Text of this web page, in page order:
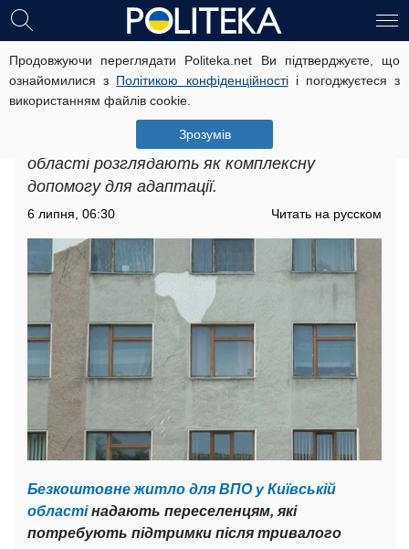
Продовжуючи переглядати Politeka.net Ви підтверджуєте, що
ознайомилися з Політикою конфіденційностіі погоджуєтеся з
використанням файлів cookie.
Зрозумів
Безкоштовне житло для ВПО у
Київській області: хто саме отримає
держпідтримку
Безкоштовне житло для ВПО у Київській
області розглядають як комплексну
допомогу для адаптації.
6 липня, 06:30 Читать на русском
Безкоштовне житло для ВПО у Київській
областінадають переселенцям, які
потребують підтримки після тривалого